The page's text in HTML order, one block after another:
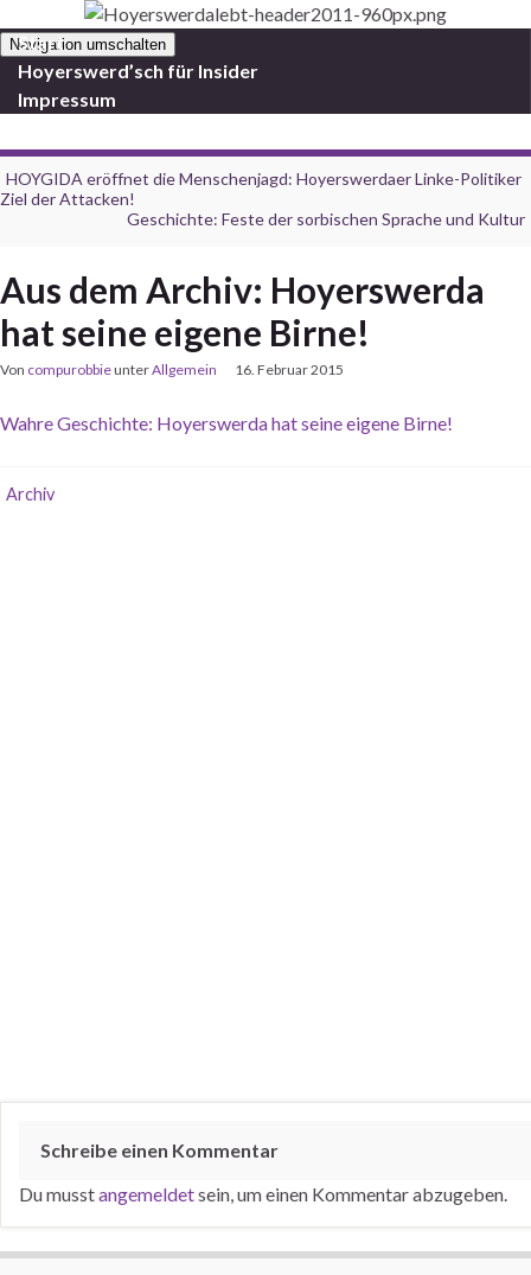
Navigation umschalten
Start
Hoyerswerd’sch für Insider
Impressum
HOYGIDA eröffnet die Menschenjagd: Hoyerswerdaer Linke-Politiker
Ziel der Attacken!
Geschichte: Feste der sorbischen Sprache und Kultur
Aus dem Archiv: Hoyerswerda
hat seine eigene Birne!
Von compurobbieunterAllgemein 16. Februar 2015
Wahre Geschichte: Hoyerswerda hat seine eigene Birne!
Archiv
Schreibe einen Kommentar
Du musstangemeldetsein, um einen Kommentar abzugeben.